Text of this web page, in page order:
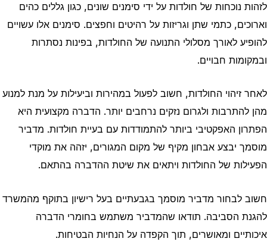
לזהות נוכחות של חולדות על ידי סימנים שונים, כגון גללים כהים
וארוכים, כתמי שתן וגריזות על רהיטים וחפצים. סימנים אלו עשויים
להופיע לאורך מסלולי התנועה של החולדות, בפינות נסתרות
ובמקומות חבויים.
לאחר זיהוי החולדות, חשוב לפעול במהירות וביעילות על מנת למנוע
מהן להתרבות ולגרום נזקים נרחבים יותר. הדברה מקצועית היא
הפתרון האפקטיבי ביותר להתמודדות עם בעיית חולדות. מדביר
מוסמך יבצע אבחון מקיף של מקום המגורים, יזהה את מוקדי
הפעילות של החולדות ויתאים את שיטת ההדברה בהתאם.
חשוב לבחור מדביר מוסמך בגבעתיים בעל רישיון בתוקף מהמשרד
להגנת הסביבה. תודאו שהמדביר משתמש בחומרי הדברה
איכותיים ומאושרים, תוך הקפדה על הנחיות הבטיחות.